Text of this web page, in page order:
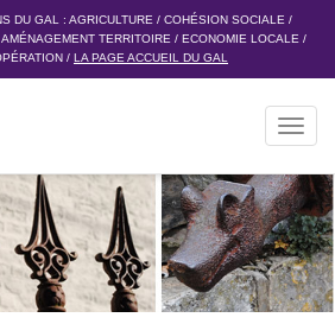
DU GAL : AGRICULTURE / COHÉSION SOCIALE /
AMÉNAGEMENT TERRITOIRE / ECONOMIE LOCALE /
/ LA PAGE ACCUEIL DU GAL